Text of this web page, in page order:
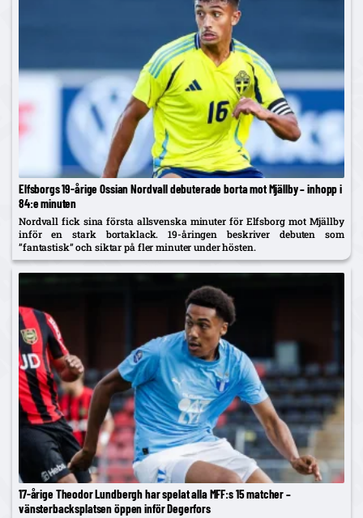
Elfsborgs 19-årige Ossian Nordvall debuterade borta mot Mjällby – inhopp i
84:e minuten
Nordvall fick sina första allsvenska minuter för Elfsborg mot Mjällby
inför en stark bortaklack. 19-åringen beskriver debuten som
”fantastisk” och siktar på fler minuter under hösten.
17-årige Theodor Lundbergh har spelat alla MFF:s 15 matcher –
vänsterbacksplatsen öppen inför Degerfors